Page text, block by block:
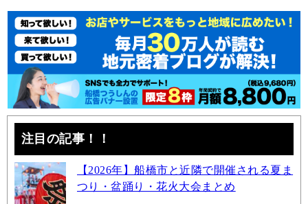
注目の記事！！
【2026年】船橋市と近隣で開催される夏ま
つり・盆踊り・花火大会まとめ